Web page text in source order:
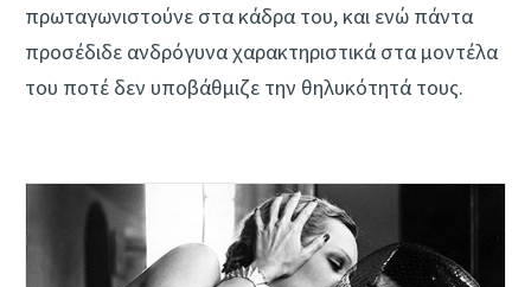
πρωταγωνιστούνε στα κάδρα του, και ενώ πάντα
προσέδιδε ανδρόγυνα χαρακτηριστικά στα μοντέλα
του ποτέ δεν υποβάθμιζε την θηλυκότητά τους.